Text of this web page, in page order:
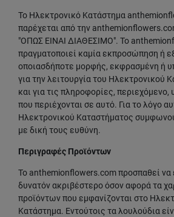
Το Ηλεκτρονικό Κατάστημα
παρέχεται από την
"ΟΠΩΣ ΕΙΝΑΙ ΔΙΑΘΕΣΙΜΟ". Το
πραγματοποιεί καμία εκπροσώπηση ή
οποιασδήποτε μορφής, εκφρασμένη ή
για την λειτουργία του Ηλεκτρονικού
και για τις πληροφορίες, περιεχόμενο,
που περιέχονται σε αυτό. Για το λόγο
Ηλεκτρονικού Καταστήματος
με δική τους ευθύνη.
Περιγραφές Προϊόντων
To anthemionflowers.com προσπαθεί να
δυνατόν ακριβέστερο όσον αφορά τα
προϊόντων που εμφανίζονται στο
Κατάστημα. Εντούτοις τα λουλούδια